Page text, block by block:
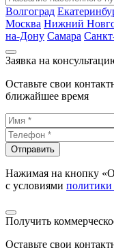
Волгоград
Москва Нижний
на-Дону Самара
Заявка на
Оставьте свои
ближайшее время
Отправить
Нажимая на кнопку
с условиями политики
Получить
Оставьте свои